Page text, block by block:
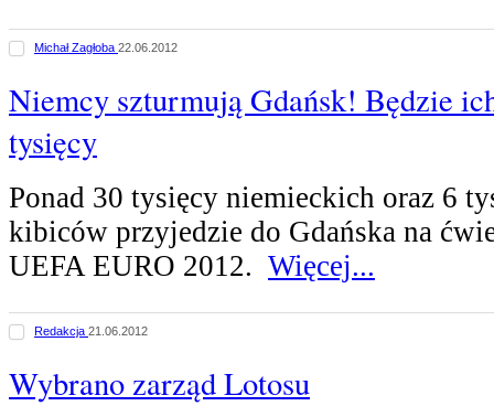
Michał Zagłoba 22.06.2012
Niemcy szturmują Gdańsk! Będzie
tysięcy
Ponad 30 tysięcy niemieckich oraz 6
kibiców przyjedzie do Gdańska na
UEFA EURO 2012. Więcej...
Redakcja 21.06.2012
Wybrano zarząd Lotosu